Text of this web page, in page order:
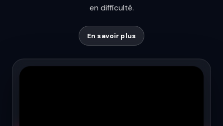
en difficulté.
En savoir plus